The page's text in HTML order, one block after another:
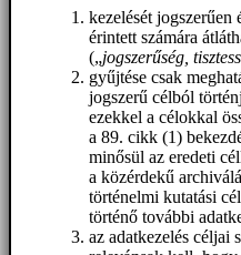
kezelését jogszerűen
érintett számára
(„jogszerűség,
gyűjtése csak
jogszerű célból
ezekkel a célokkal
a 89. cikk (1)
minősül az eredeti
a közérdekű
történelmi kutatási
történő további
az adatkezelés céljai